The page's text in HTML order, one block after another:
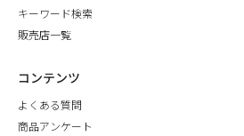
キーワード検索
販売店一覧
コンテンツ
よくある質問
商品アンケート